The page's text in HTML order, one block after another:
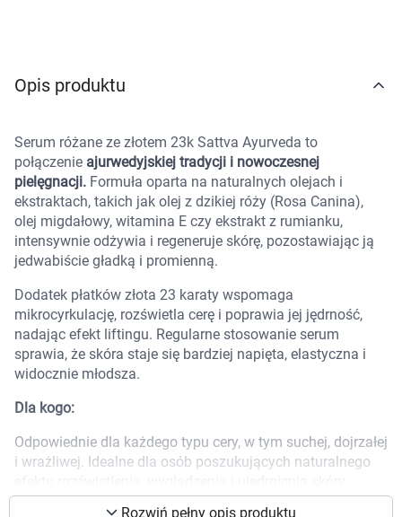
Korzystamy z plików cookies w celu
preferencji. Więcej informacji znajdziesz w
Grupy produktowe
Marki
Opis produktu
Serum różane ze złotem 23k Sattva Ayurveda to
połączenie ajurwedyjskiej tradycji i nowoczesnej
pielęgnacji. Formuła oparta na naturalnych olejach i
ekstraktach, takich jak olej z dzikiej róży (Rosa Canina),
olej migdałowy, witamina E czy ekstrakt z rumianku,
intensywnie odżywia i regeneruje skórę, pozostawiając ją
jedwabiście gładką i promienną.
Dodatek płatków złota 23 karaty wspomaga
mikrocyrkulację, rozświetla cerę i poprawia jej jędrność,
nadając efekt liftingu. Regularne stosowanie serum
sprawia, że skóra staje się bardziej napięta, elastyczna i
widocznie młodsza.
Dla kogo:
Odpowiednie dla każdego typu cery, w tym suchej, dojrzałej
i wrażliwej. Idealne dla osób poszukujących naturalnego
Rozwiń pełny opis produktu